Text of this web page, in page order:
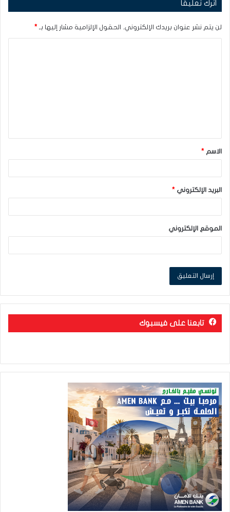
اترك تعليقاً
لن يتم نشر عنوان بريدك الإلكتروني. الحقول الإلزامية مشار إليها بـ *
ق
*الاسم *
البريد الإلكتروني *
الموقع الإلكتروني
تابعنا على فيسبوك